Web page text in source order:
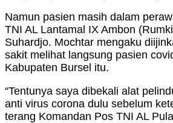
Namun pasien masih dalam
TNI AL Lantamal IX Ambon
Suhardjo. Mochtar mengaku
sakit melihat langsung pasien
Kabupaten Bursel itu.
“Tentunya saya dibekali alat
anti virus corona dulu sebelum
terang Komandan Pos TNI AL